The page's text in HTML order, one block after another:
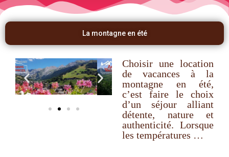
La montagne en été
Choisir une location
de vacances à la
montagne en été,
c’est faire le choix
d’un séjour alliant
détente, nature et
authenticité. Lorsque
les températures …